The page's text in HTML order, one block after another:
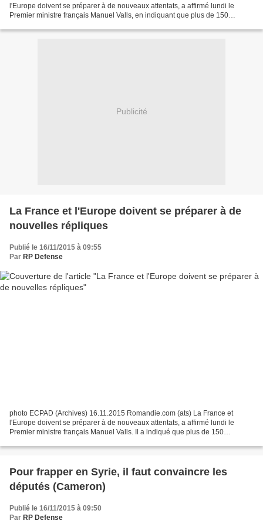
l'Europe doivent se préparer à de nouveaux attentats, a affirmé lundi le
Premier ministre français Manuel Valls, en indiquant que plus de 150
Publicité
La France et l'Europe doivent se préparer à de
nouvelles répliques
Publié le 16/11/2015 à 09:55
Par RP Defense
photo ECPAD (Archives) 16.11.2015 Romandie.com (ats) La France et
l'Europe doivent se préparer à de nouveaux attentats, a affirmé lundi le
Premier ministre français Manuel Valls. Il a indiqué que plus de 150
Pour frapper en Syrie, il faut convaincre les
députés (Cameron)
Publié le 16/11/2015 à 09:50
Par RP Defense